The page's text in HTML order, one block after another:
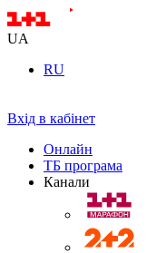
UA
RU
Вхід в кабінет
Онлайн
ТБ програма
Канали